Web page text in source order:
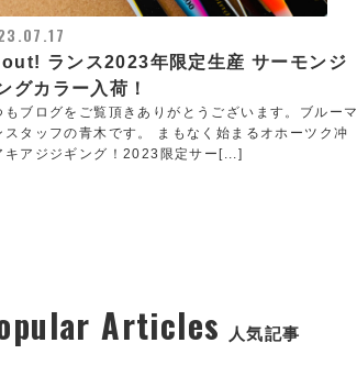
ランス2023年限定生産 サーモンジ
グカラー入荷！
もブログをご覧頂きありがとうございます。ブルーマ
スタッフの青木です。 まもなく始まるオホーツク冲
キアジジギング！2023限定サー[...]
Articles 人気記事